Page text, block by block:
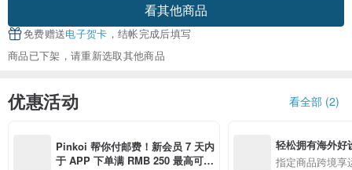
看其他商品
免费赠送电子贺卡 ，结帐完成后填写
商品已下架，请重新选取其他商品
优惠活动 看全部 (2)
Pinkoi 帮你付邮费！新会员 7 天内
于 APP 下单满 RMB 250 最高可折
轻松拥有海外好
指定商品跨境享